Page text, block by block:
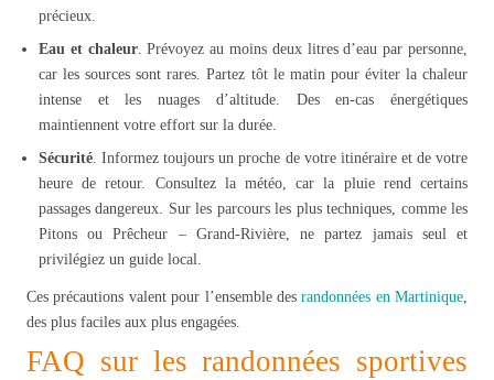
précieux.
Eau et chaleur. Prévoyez au moins deux litres d’eau par personne,
car les sources sont rares. Partez tôt le matin pour éviter la chaleur
intense et les nuages d’altitude. Des en-cas énergétiques
maintiennent votre effort sur la durée.
Sécurité . Informez toujours un proche de votre itinéraire et de votre
heure de retour. Consultez la météo, car la pluie rend certains
passages dangereux. Sur les parcours les plus techniques, comme les
Pitons ou Prêcheur – Grand-Rivière, ne partez jamais seul et
privilégiez un guide local.
Ces précautions valent pour l’ensemble desrandonnées en Martinique
des plus faciles aux plus engagées.
FAQ sur les randonnées sportives